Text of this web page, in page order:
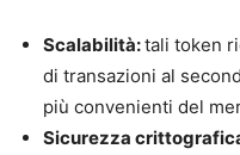
Scalabilità:tali token
di transazioni al
più convenienti del
Sicurezza